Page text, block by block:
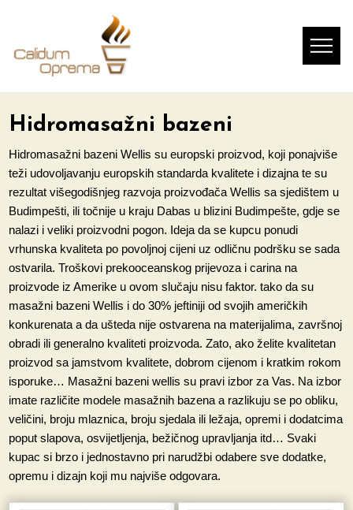
Hidromasažni bazeni
Hidromasažni bazeni Wellis su europski proizvod, koji ponajviše
teži udovoljavanju europskih standarda kvalitete i dizajna te su
rezultat višegodišnjeg razvoja proizvođača Wellis sa sjedištem u
Budimpešti, ili točnije u kraju Dabas u blizini Budimpešte, gdje se
nalazi i veliki proizvodni pogon. Ideja da se kupcu ponudi
vrhunska kvaliteta po povoljnoj cijeni uz odličnu podršku se sada
ostvarila. Troškovi prekooceanskog prijevoza i carina na
proizvode iz Amerike u ovom slučaju nisu faktor. tako da su
masažni bazeni Wellis i do 30% jeftiniji od svojih američkih
konkurenata a da ušteda nije ostvarena na materijalima, završnoj
obradi ili generalno kvaliteti proizvoda. Zato, ako želite kvalitetan
proizvod sa jamstvom kvalitete, dobrom cijenom i kratkim rokom
isporuke… Masažni bazeni wellis su pravi izbor za Vas. Na izbor
imate različite modele masažnih bazena a razlikuju se po obliku,
veličini, broju mlaznica, broju sjedala ili ležaja, opremi i dodatcima
poput slapova, osvijetljenja, bežičnog upravljanja itd… Svaki
kupac si brzo i jednostavno pri narudžbi odabere sve dodatke,
opremu i dizajn koji mu najviše odgovara.